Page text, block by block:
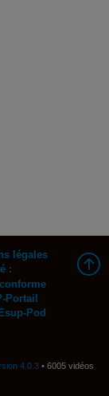
légales
:
Portail
Pod
4.0.3• 6005 vidéos